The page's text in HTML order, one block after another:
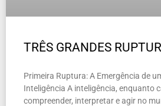
TRÊS GRANDES
Primeira Ruptura: A Emergência de
Inteligência A inteligência, enquanto
compreender, interpretar e agir no